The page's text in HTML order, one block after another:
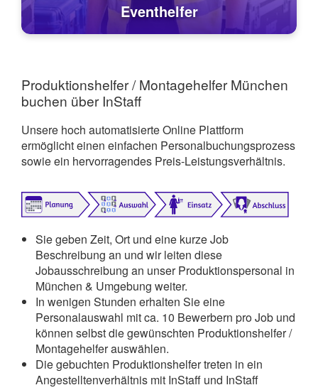
Eventhelfer
Produktionshelfer / Montagehelfer München
buchen über InStaff
Unsere hoch automatisierte Online Plattform
ermöglicht einen einfachen Personalbuchungsprozess
sowie ein hervorragendes Preis-Leistungsverhältnis.
Sie geben Zeit, Ort und eine kurze Job
Beschreibung an und wir leiten diese
Jobausschreibung an unser Produktionspersonal in
München & Umgebung weiter.
In wenigen Stunden erhalten Sie eine
Personalauswahl mit ca. 10 Bewerbern pro Job und
können selbst die gewünschten Produktionshelfer /
Montagehelfer auswählen.
Die gebuchten Produktionshelfer treten in ein
Angestelltenverhältnis mit InStaff und InStaff